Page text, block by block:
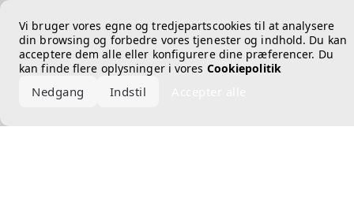
Vi bruger vores egne og tredjepartscookies til at analysere
din browsing og forbedre vores tjenester og indhold. Du kan
acceptere dem alle eller konfigurere dine præferencer. Du
kan finde flere oplysninger i vores Cookiepolitik
Nedgang Indstil
Error loading the brand